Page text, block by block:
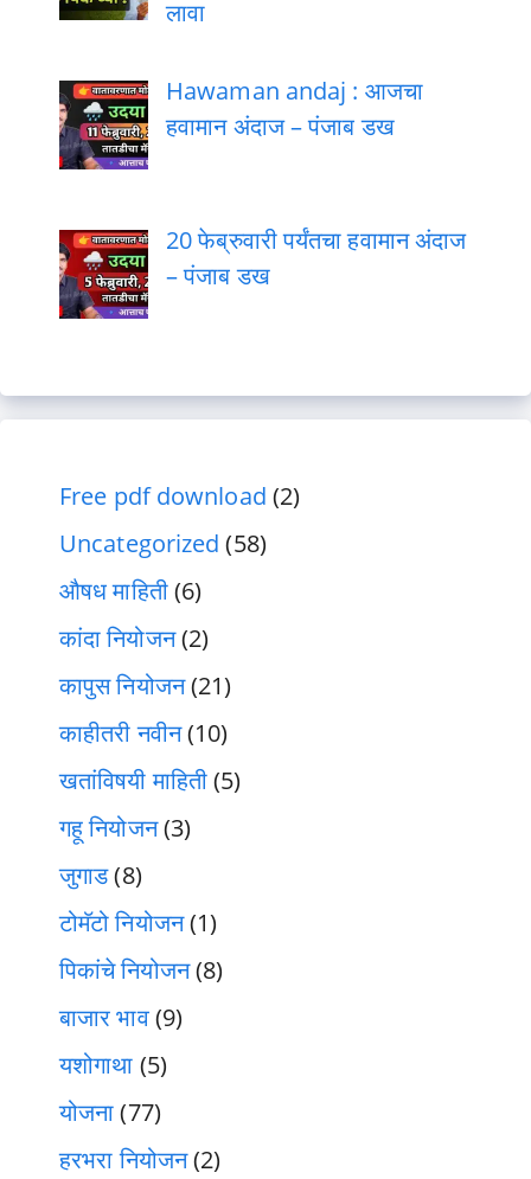
लावा
Hawaman andaj : आजचा
हवामान अंदाज – पंजाब डख
20 फेब्रुवारी पर्यंतचा हवामान अंदाज
– पंजाब डख
Free pdf download (2)
Uncategorized (58)
औषध माहिती(6)
कांदा नियोजन(2)
कापुस नियोजन(21)
काहीतरी नवीन(10)
खतांविषयी माहिती(5)
गहू नियोजन(3)
जुगाड(8)
टोमॅटो नियोजन(1)
पिकांचे नियोजन(8)
बाजार भाव(9)
यशोगाथा (5)
योजना(77)
हरभरा नियोजन(2)